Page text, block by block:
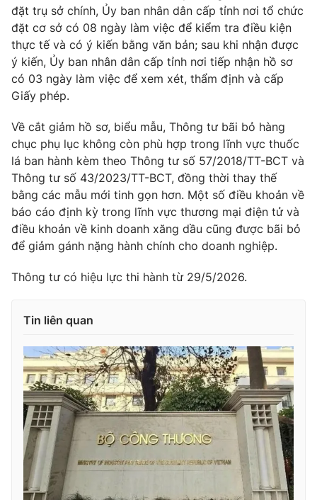
đặt trụ sở chính, Ủy ban nhân dân cấp tỉnh nơi tổ chức
đặt cơ sở có 08 ngày làm việc để kiểm tra điều kiện
thực tế và có ý kiến bằng văn bản; sau khi nhận được
ý kiến, Ủy ban nhân dân cấp tỉnh nơi tiếp nhận hồ sơ
có 03 ngày làm việc để xem xét, thẩm định và cấp
Giấy phép.
Về cắt giảm hồ sơ, biểu mẫu, Thông tư bãi bỏ hàng
chục phụ lục không còn phù hợp trong lĩnh vực thuốc
lá ban hành kèm theo Thông tư số 57/2018/TT-BCT và
Thông tư số 43/2023/TT-BCT, đồng thời thay thế
bằng các mẫu mới tinh gọn hơn. Một số điều khoản về
báo cáo định kỳ trong lĩnh vực thương mại điện tử và
điều khoản về kinh doanh xăng dầu cũng được bãi bỏ
để giảm gánh nặng hành chính cho doanh nghiệp.
Thông tư có hiệu lực thi hành từ 29/5/2026.
Tin liên quan